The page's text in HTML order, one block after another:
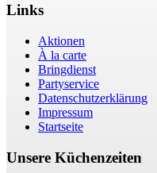
Links
Aktionen
À la carte
Bringdienst
Partyservice
Datenschutzerklärung
Impressum
Startseite
Unsere Küchenzeiten